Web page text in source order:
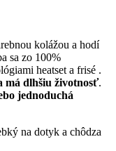
kolážou a hodí
sa zo 100%
heatset a frisé .
má dlhšiu životnosť.
jednoduchá
na dotyk a chôdza